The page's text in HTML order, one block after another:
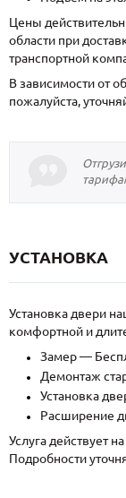
Цены
области при
транспортной
В зависимости от
пожалуйста,
УСТАНОВКА
Установка двери
комфортной и
Замер —
Демонтаж
Установка
Расширение
Услуга действует
Подробности